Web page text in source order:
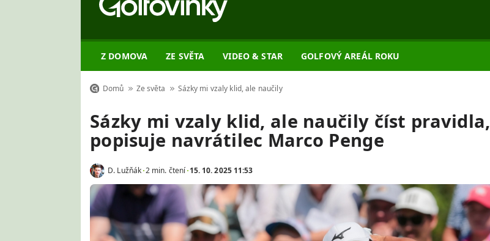
Z DOMOVA ZE SVĚTA VIDEO & STAR GOLFOVÝ AREÁL ROKU
Domů Ze světa Sázky mi vzaly klid, ale naučily
Sázky mi vzaly klid, ale naučily číst pravidla,
popisuje navrátilec Marco Penge
D. Lužňák 2 min. čtení 15. 10. 2025 11:53